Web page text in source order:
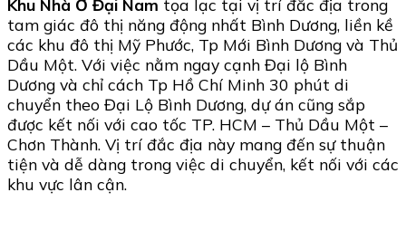
Khu Nhà Ở Đại Nam tọa lạc tại vị trí đắc địa trong
tam giác đô thị năng động nhất Bình Dương, liền kề
các khu đô thị Mỹ Phước, Tp Mới Bình Dương và Thủ
Dầu Một. Với việc nằm ngay cạnh Đại lộ Bình
Dương và chỉ cách Tp Hồ Chí Minh 30 phút di
chuyển theo Đại Lộ Bình Dương, dự án cũng sắp
được kết nối với cao tốc TP. HCM – Thủ Dầu Một –
Chơn Thành. Vị trí đắc địa này mang đến sự thuận
tiện và dễ dàng trong việc di chuyển, kết nối với các
khu vực lân cận.